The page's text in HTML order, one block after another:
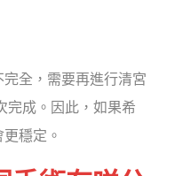
全，需要再進行清宮
完成。因此，如果希
穩定。